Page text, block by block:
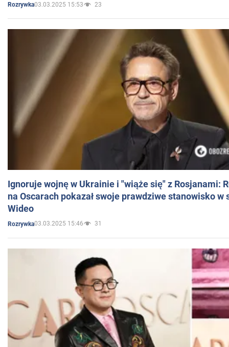
Rozrywka03.03.2025 15:53 23
Ignoruje wojnę w Ukrainie i "wiąże się" z Rosjanami:
na Oscarach pokazał swoje prawdziwe stanowisko w
Wideo
Rozrywka03.03.2025 15:46 31